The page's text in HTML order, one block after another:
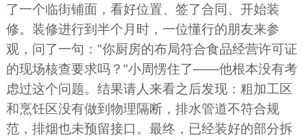
了一个临街铺面，看好位置、签了合同、开始装
修。装修进行到半个月时，一位懂行的朋友来参
观，问了一句："你厨房的布局符合食品经营许可证
的现场核查要求吗？"小周愣住了——他根本没有考
虑过这个问题。结果请人来看之后发现：粗加工区
和烹饪区没有做到物理隔断，排水管道不符合规
范，排烟也未预留接口。最终，已经装好的部分拆